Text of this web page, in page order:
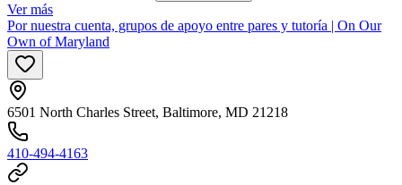
Ver más
Por nuestra cuenta, grupos de apoyo entre pares y tutoría | On Our
Own of Maryland
6501 North Charles Street, Baltimore, MD 21218
410-494-4163